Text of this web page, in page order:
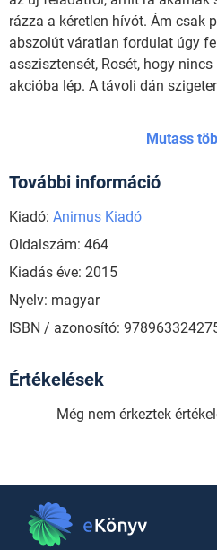
rázza a kéretlen hívót. Ám csak
abszolút váratlan fordulat úgy
asszisztensét, Rosét, hogy
akcióba lép. A távoli dán
Mutass
További információ
Kiadó: Animus Kiadó
Oldalszám: 464
Kiadás éve: 2015
Nyelv: magyar
ISBN / azonosító:
Értékelések
Még nem érkeztek